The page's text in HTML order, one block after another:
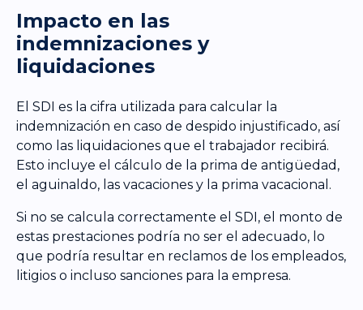
Impacto en las
indemnizaciones y
liquidaciones
El SDI es la cifra utilizada para calcular la
indemnización en caso de despido injustificado, así
como las liquidaciones que el trabajador recibirá.
Esto incluye el cálculo de la prima de antigüedad,
el aguinaldo, las vacaciones y la prima vacacional.
Si no se calcula correctamente el SDI, el monto de
estas prestaciones podría no ser el adecuado, lo
que podría resultar en reclamos de los empleados,
litigios o incluso sanciones para la empresa.